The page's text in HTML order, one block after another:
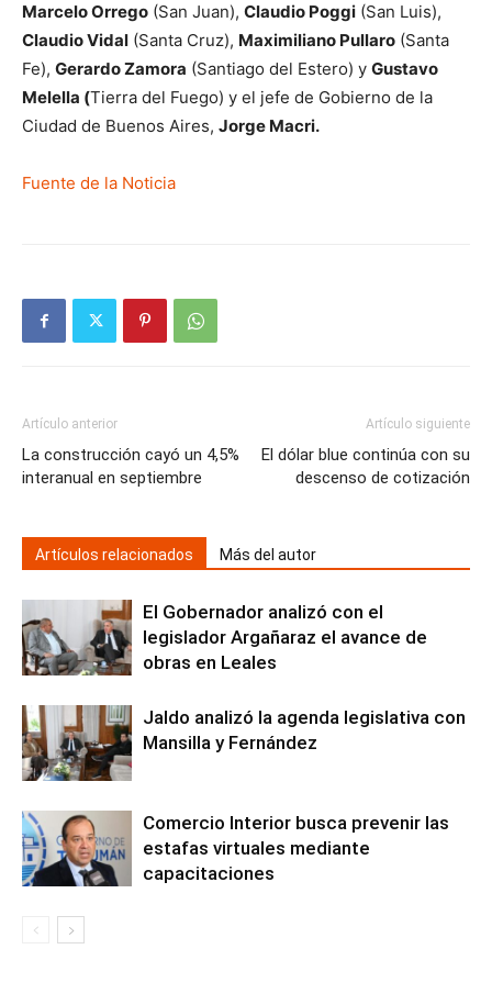
Marcelo Orrego (San Juan), Claudio Poggi (San Luis),
Claudio Vidal (Santa Cruz), Maximiliano Pullaro (Santa
Fe), Gerardo Zamora (Santiago del Estero) y Gustavo
Melella (Tierra del Fuego) y el jefe de Gobierno de la
Ciudad de Buenos Aires, Jorge Macri.
Fuente de la Noticia
Artículo anterior
La construcción cayó un 4,5%
interanual en septiembre
Artículo siguiente
El dólar blue continúa con su
descenso de cotización
Artículos relacionados Más del autor
El Gobernador analizó con el
legislador Argañaraz el avance de
obras en Leales
Jaldo analizó la agenda legislativa con
Mansilla y Fernández
Comercio Interior busca prevenir las
estafas virtuales mediante
capacitaciones